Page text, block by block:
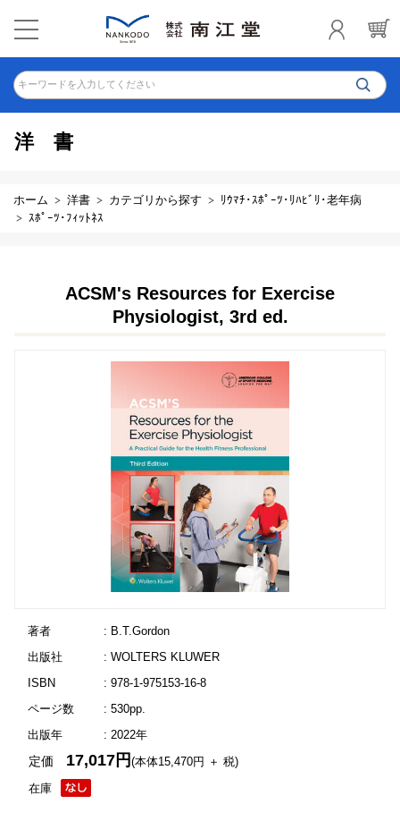
キーワードを入力してください
洋書
ホーム 洋書 カテゴリから探す
ﾘｳﾏﾁ･ｽﾎﾟｰﾂ･ﾘﾊﾋﾞﾘ･老年病
ｽﾎﾟｰﾂ･ﾌｨｯﾄﾈｽ
ACSM's Resources for Exercise
Physiologist, 3rd ed.
著者
: B.T.Gordon
出版社
: WOLTERS KLUWER
ISBN
: 978-1-975153-16-8
ページ数
: 530pp.
出版年
: 2022年
在庫
定価 17,017円(本体15,470円 ＋ 税)